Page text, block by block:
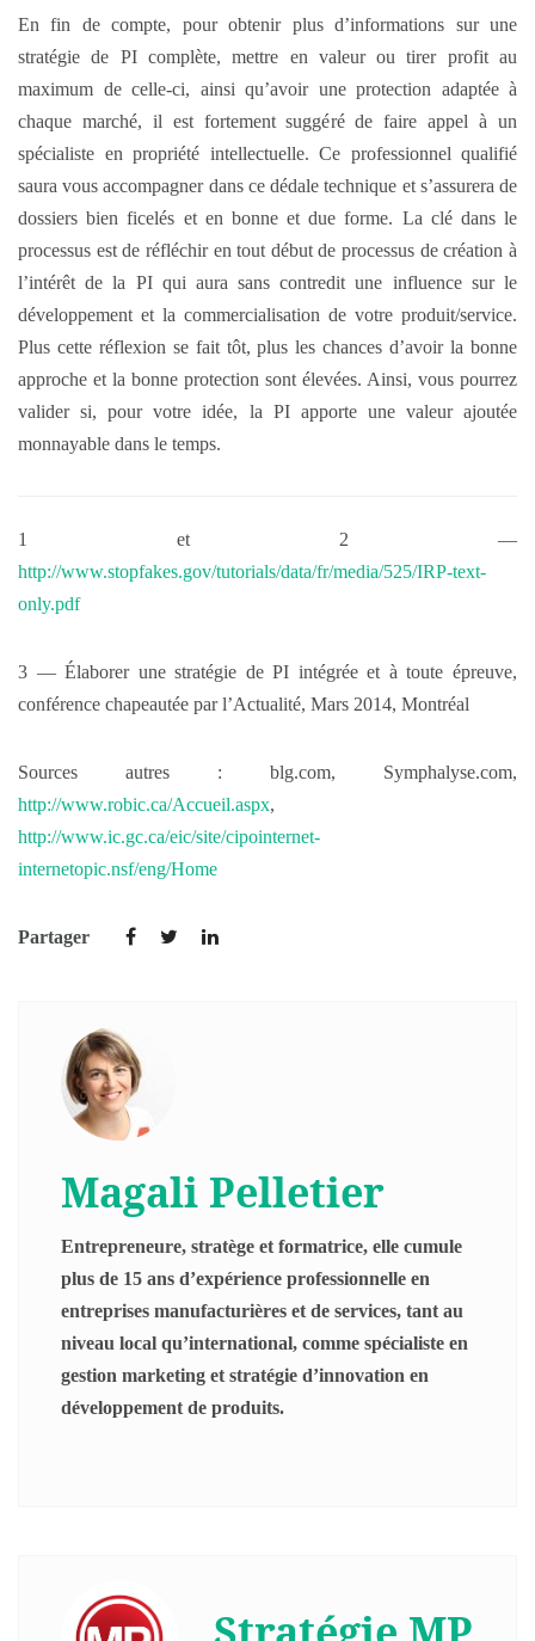
En fin de compte, pour obtenir plus d’informations sur une
stratégie de PI complète, mettre en valeur ou tirer profit au
maximum de celle-ci, ainsi qu’avoir une protection adaptée à
chaque marché, il est fortement suggéré de faire appel à un
spécialiste en propriété intellectuelle. Ce professionnel qualifié
saura vous accompagner dans ce dédale technique et s’assurera de
dossiers bien ficelés et en bonne et due forme. La clé dans le
processus est de réfléchir en tout début de processus de création à
l’intérêt de la PI qui aura sans contredit une influence sur le
développement et la commercialisation de votre produit/service.
Plus cette réflexion se fait tôt, plus les chances d’avoir la bonne
approche et la bonne protection sont élevées. Ainsi, vous pourrez
valider si, pour votre idée, la PI apporte une valeur ajoutée
monnayable dans le temps.
1 et 2 —
http://www.stopfakes.gov/tutorials/data/fr/media/525/IRP-text-
only.pdf
3 — Élaborer une stratégie de PI intégrée et à toute épreuve,
conférence chapeautée par l’Actualité, Mars 2014, Montréal
Sources autres : blg.com, Symphalyse.com,
http://www.robic.ca/Accueil.aspx,
http://www.ic.gc.ca/eic/site/cipointernet-
internetopic.nsf/eng/Home
Partager
Magali Pelletier
Entrepreneure, stratège et formatrice, elle cumule
plus de 15 ans d’expérience professionnelle en
entreprises manufacturières et de services, tant au
niveau local qu’international, comme spécialiste en
gestion marketing et stratégie d’innovation en
développement de produits.